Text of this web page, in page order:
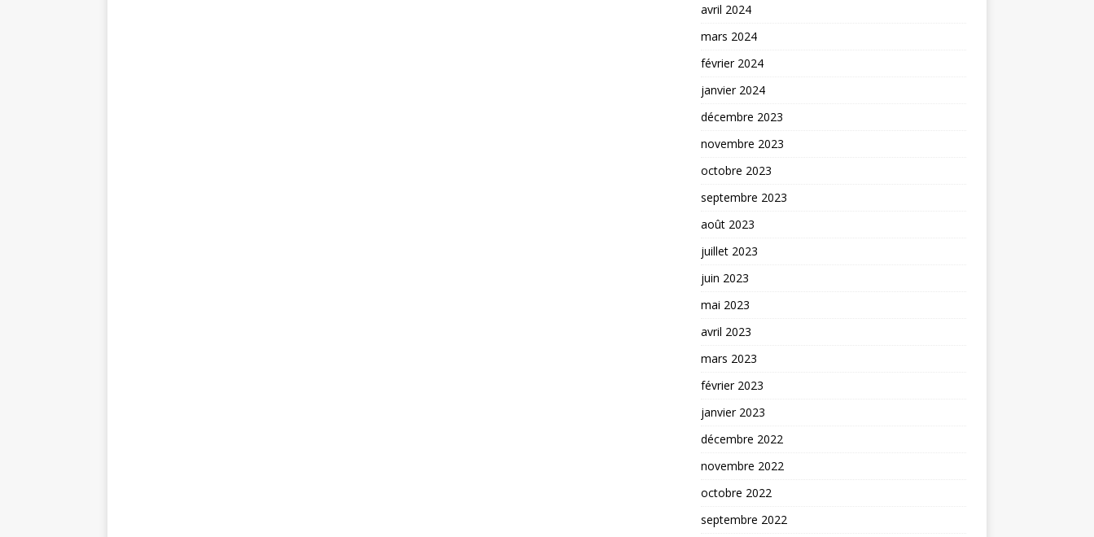
avril 2024
mars 2024
février 2024
janvier 2024
décembre 2023
novembre 2023
octobre 2023
septembre 2023
août 2023
juillet 2023
juin 2023
mai 2023
avril 2023
mars 2023
février 2023
janvier 2023
décembre 2022
novembre 2022
octobre 2022
septembre 2022